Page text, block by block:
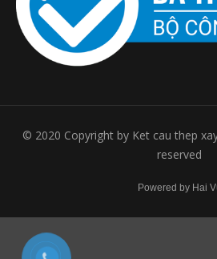
© 2020 Copyright by Ket cau thep
reserved
Powered by Hai